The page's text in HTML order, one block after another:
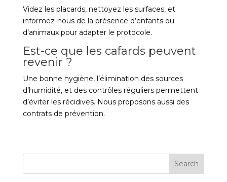
Videz les placards, nettoyez les surfaces, et
informez-nous de la présence d’enfants ou
d’animaux pour adapter le protocole.
Est-ce que les cafards peuvent
revenir ?
Une bonne hygiène, l’élimination des sources
d’humidité, et des contrôles réguliers permettent
d’éviter les récidives. Nous proposons aussi des
contrats de prévention.
Search